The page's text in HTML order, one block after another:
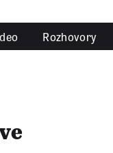
Rozhovory